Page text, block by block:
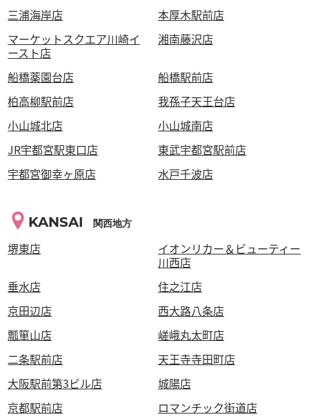
三浦海岸店
本厚木駅前店
マーケットスクエア川崎イ
ースト店
湘南藤沢店
船橋薬園台店
船橋駅前店
柏高柳駅前店
我孫子天王台店
小山城北店
小山城南店
JR宇都宮駅東口店
東武宇都宮駅前店
宇都宮御幸ヶ原店
水戸千波店
KANSAI 関西地方
堺東店
イオンリカー＆ビューティー
川西店
垂水店
住之江店
京田辺店
西大路八条店
瓢箪山店
嵯峨丸太町店
二条駅前店
天王寺寺田町店
大阪駅前第3ビル店
城陽店
京都駅前店
ロマンチック街道店